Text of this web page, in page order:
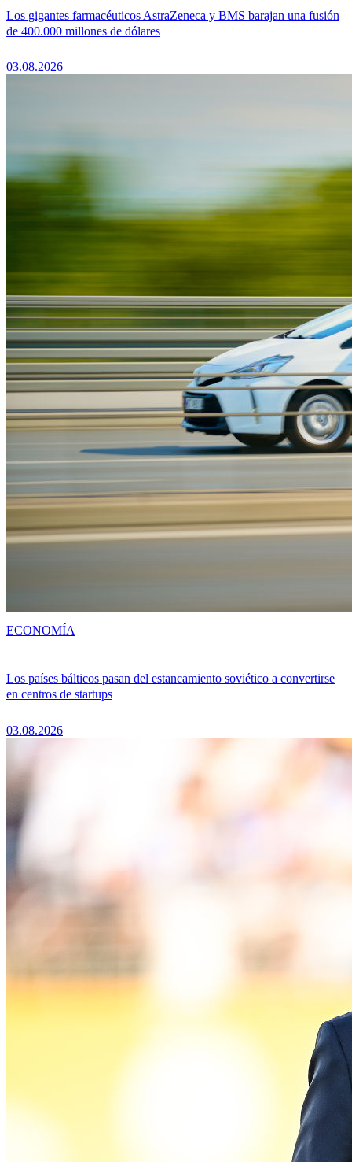
Los gigantes farmacéuticos AstraZeneca y BMS barajan una fusión
de 400.000 millones de dólares
03.08.2026
Los países bálticos pasan del estancamiento soviético a convertirse
en centros de startups
03.08.2026
ECONOMÍA